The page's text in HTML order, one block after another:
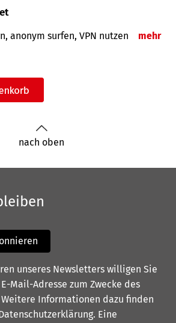
anonym surfen, VPN nutzen mehr
nach oben
unseres Newsletters willigen Sie
Mail-Adresse zum Zwecke des
Weitere Informationen dazu finden
. Eine